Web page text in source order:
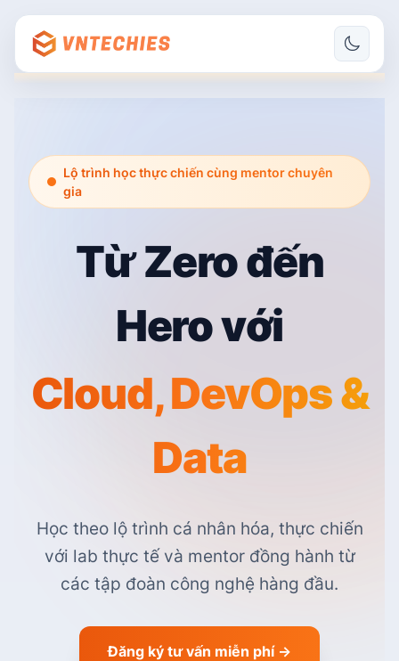
Lộ trình học thực chiến cùng mentor chuyên
gia
Từ Zero đến
Hero với
Cloud, DevOps &
Data
Học theo lộ trình cá nhân hóa, thực chiến
với lab thực tế và mentor đồng hành từ
các tập đoàn công nghệ hàng đầu.
Đăng ký tư vấn miễn phí →